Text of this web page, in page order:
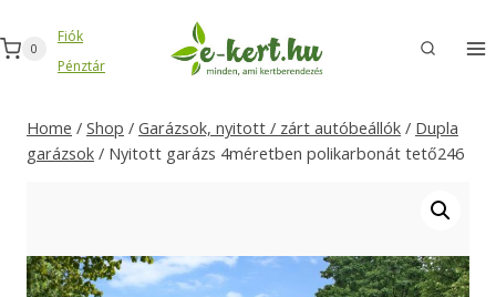
to
content
0
Fiók
Pénztár
Home / Shop / Garázsok, nyitott / zárt autóbeállók / Dupla
garázsok / Nyitott garázs 4méretben polikarbonát tető246